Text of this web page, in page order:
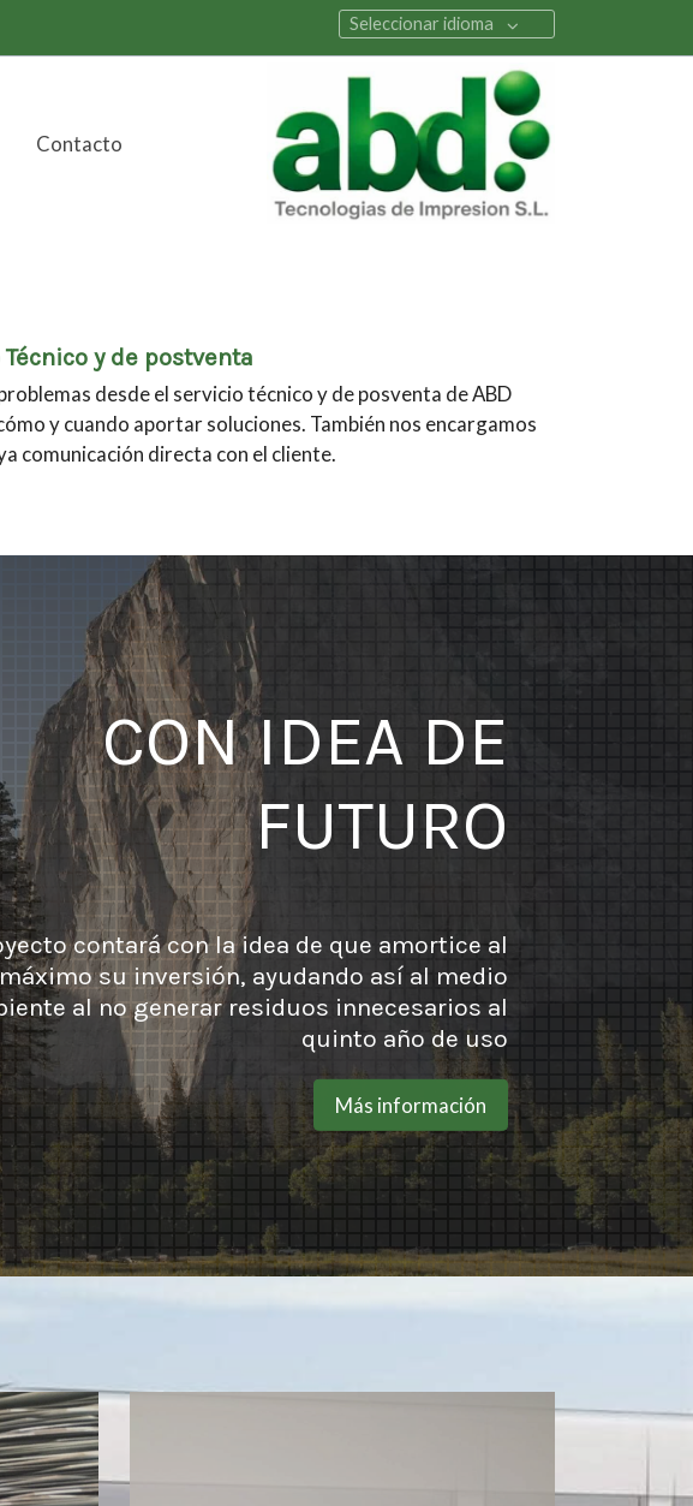
Seleccionar idioma
Contacto
y de postventa
desde el servicio técnico y de posventa de ABD
y cuando aportar soluciones. También nos encargamos
comunicación directa con el cliente.
CON IDEA DE
FUTURO
contará con la idea de que amortice al
máximo su inversión, ayudando así al medio
al no generar residuos innecesarios al
quinto año de uso
Más información